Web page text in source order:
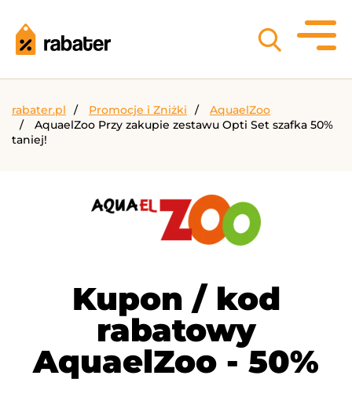
rabater.pl Promocje i Zniżki
AquaelZoo
AquaelZoo Przy zakupie zestawu Opti Set szafka 50%
taniej!
Kupon / kod
rabatowy
AquaelZoo - 50%